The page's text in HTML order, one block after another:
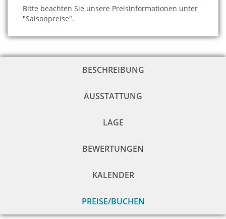
Bitte beachten Sie unsere Preisinformationen unter
"Saisonpreise".
BESCHREIBUNG
AUSSTATTUNG
LAGE
BEWERTUNGEN
KALENDER
PREISE/BUCHEN